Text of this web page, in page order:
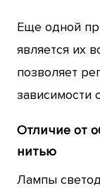
Еще одной
является их
позволяет
зависимости
Отличие от
нитью
Лампы